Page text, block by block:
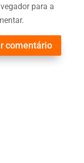
para a
comentário